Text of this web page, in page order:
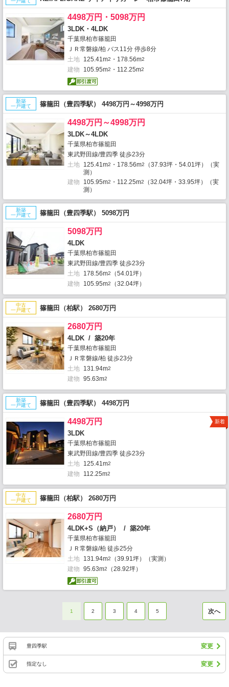
4498万円・5098万円
3LDK・4LDK
千葉県柏市篠籠田
ＪＲ常磐線/柏 バス11分 停歩8分
土地 125.41m2 ・178.56m2
建物 105.95m2 ・112.25m2
新築
一戸建て
篠籠田（豊四季駅） 4498万円～4998万円
4498万円～4998万円
3LDK～4LDK
千葉県柏市篠籠田
東武野田線/豊四季 徒歩23分
土地 125.41m2 ・178.56m2
（37.93坪・54.01坪）（実
測）
建物
105.95m2 ・112.25m2
（32.04坪・33.95坪）（実
測）
新築
一戸建て
篠籠田（豊四季駅） 5098万円
5098万円
4LDK
千葉県柏市篠籠田
東武野田線/豊四季 徒歩23分
土地 178.56m2
（54.01坪）
建物
105.95m2 （32.04坪）
中古
一戸建て
篠籠田（柏駅） 2680万円
2680万円
4LDK / 築20年
千葉県柏市篠籠田
ＪＲ常磐線/柏 徒歩23分
土地 131.94m2
建物 95.63m2
新築
一戸建て
篠籠田（豊四季駅） 4498万円
4498万円
3LDK
千葉県柏市篠籠田
東武野田線/豊四季 徒歩23分
土地 125.41m2
建物 112.25m2
新着
中古
一戸建て
篠籠田（柏駅） 2680万円
2680万円
4LDK+S（納戸） / 築20年
千葉県柏市篠籠田
ＪＲ常磐線/柏 徒歩25分
土地 131.94m2
（39.91坪）（実測）
建物 95.63m2 （28.92坪）
1 2 3 4 5 次へ
豊四季駅 変更
指定なし 変更